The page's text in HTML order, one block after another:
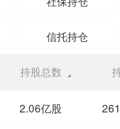
信托持仓
持股总数
2.06亿股